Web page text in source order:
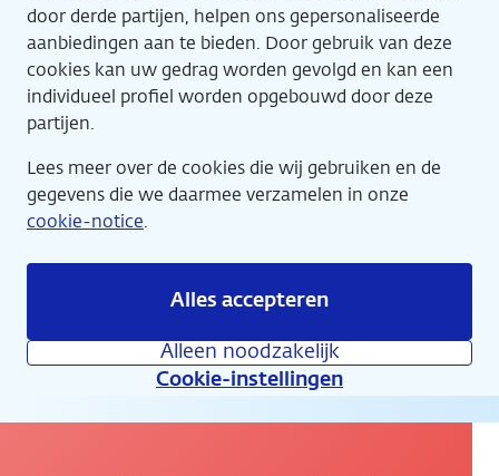
door derde partijen, helpen ons gepersonaliseerde
aanbiedingen aan te bieden. Door gebruik van deze
cookies kan uw gedrag worden gevolgd en kan een
individueel profiel worden opgebouwd door deze
partijen.
Lees meer over de cookies die wij gebruiken en de
gegevens die we daarmee verzamelen in onze
cookie-notice.
Alles accepteren
Alleen noodzakelijk
Cookie-instellingen